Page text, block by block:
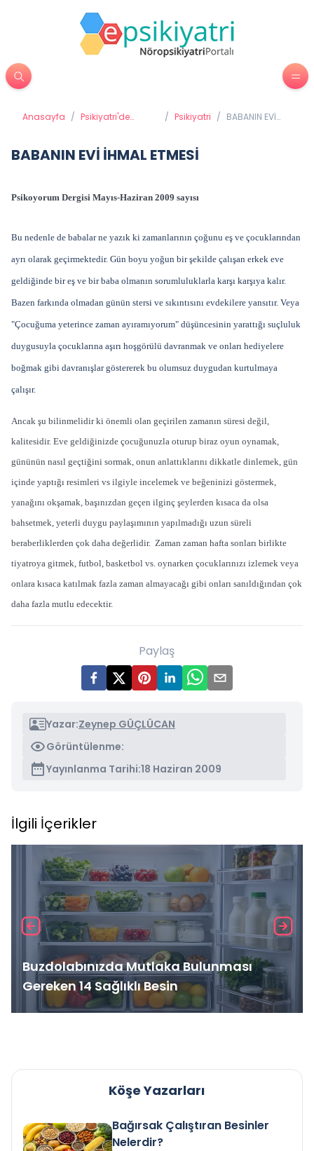
Anasayfa / Psikiyatri'de
/ Psikiyatri / BABANIN EVİ
BABANIN EVİ İHMAL ETMESİ
Psikoyorum Dergisi Mayıs-Haziran 2009 sayısı
Bu nedenle de babalar ne yazık ki zamanlarının çoğunu eş ve çocuklarından
ayrı olarak geçirmektedir. Gün boyu yoğun bir şekilde çalışan erkek eve
geldiğinde bir eş ve bir baba olmanın sorumluluklarla karşı karşıya kalır.
Bazen farkında olmadan günün stersi ve sıkıntısını evdekilere yansıtır. Veya
"Çocuğuma yeterince zaman ayıramıyorum" düşüncesinin yarattığı suçluluk
duygusuyla çocuklarına aşırı hoşgörülü davranmak ve onları hediyelere
boğmak gibi davranışlar göstererek bu olumsuz duygudan kurtulmaya
çalışır.
Ancak şu bilinmelidir ki önemli olan geçirilen zamanın süresi değil,
kalitesidir. Eve geldiğinizde çocuğunuzla oturup biraz oyun oynamak,
gününün nasıl geçtiğini sormak, onun anlattıklarını dikkatle dinlemek, gün
içinde yaptığı resimleri vs ilgiyle incelemek ve beğeninizi göstermek,
yanağını okşamak, başınızdan geçen ilginç şeylerden kısaca da olsa
bahsetmek, yeterli duygu paylaşımının yapılmadığı uzun süreli
beraberliklerden çok daha değerlidir. Zaman zaman hafta sonları birlikte
tiyatroya gitmek, futbol, basketbol vs. oynarken çocuklarınızı izlemek veya
onlara kısaca katılmak fazla zaman almayacağı gibi onları sanıldığından çok
daha fazla mutlu edecektir.
Paylaş
Yazar:Zeynep GÜÇLÜCAN
Görüntülenme:
Yayınlanma Tarihi:18 Haziran 2009
İlgili İçerikler
Buzdolabınızda Mutlaka Bulunması
Gereken 14 Sağlıklı Besin
Köşe Yazarları
Bağırsak Çalıştıran Besinler
Nelerdir?